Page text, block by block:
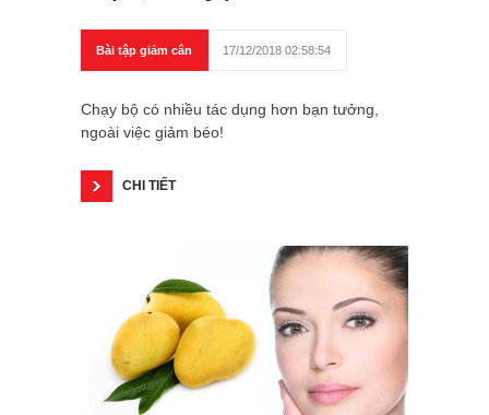
Bài tập giảm cân 17/12/2018 02:58:54
Chạy bộ có nhiều tác dụng hơn bạn tưởng,
ngoài việc giảm béo!
CHI TIẾT